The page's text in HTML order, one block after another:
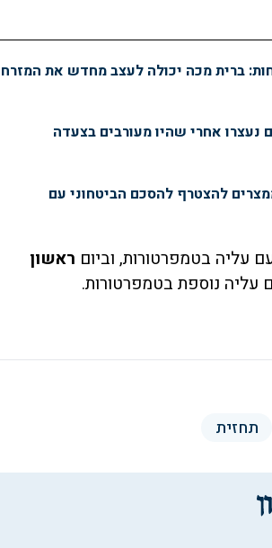
ברית מכה יכולה לעצב מחדש את המזרח
נעצרו אחרי שהיו מעורבים בצעדה
להצטרף להסכם הביטחוני עם
עליה בטמפרטורות, וביום ראשון
עליה נוספת בטמפרטורות.
תחזית